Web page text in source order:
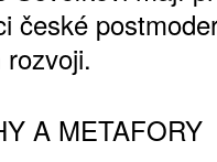
české
A METAFORY
ČÍSEL
ONLINE VERZE
ARTCARD